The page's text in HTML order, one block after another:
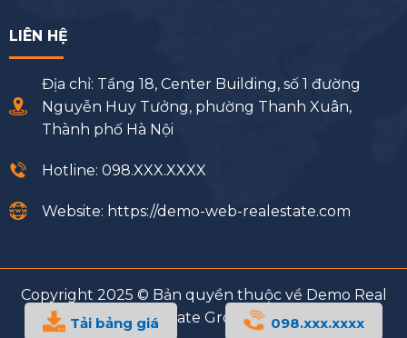
LIÊN HỆ
Địa chỉ: Tầng 18, Center Building, số 1 đường
Nguyễn Huy Tưởng, phường Thanh Xuân,
Thành phố Hà Nội
Hotline: 098.XXX.XXXX
Website: https://demo-web-realestate.com
Copyright 2025 © Bản quyền thuộc về Demo Real
Estate Group
Tải bảng giá 098.xxx.xxxx